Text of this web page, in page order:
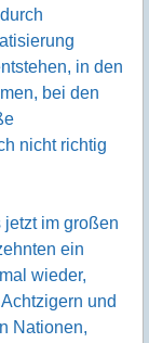
in den
bei den
nicht richtig
jetzt im großen
ein
wieder,
und
Nationen,